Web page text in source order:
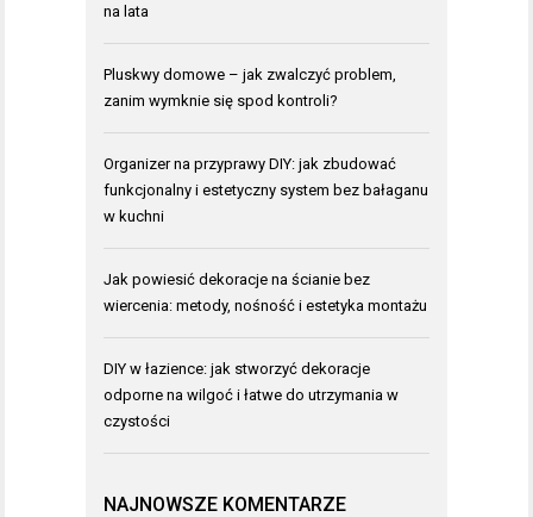
na lata
Pluskwy domowe – jak zwalczyć problem,
zanim wymknie się spod kontroli?
Organizer na przyprawy DIY: jak zbudować
funkcjonalny i estetyczny system bez bałaganu
w kuchni
Jak powiesić dekoracje na ścianie bez
wiercenia: metody, nośność i estetyka montażu
DIY w łazience: jak stworzyć dekoracje
odporne na wilgoć i łatwe do utrzymania w
czystości
NAJNOWSZE KOMENTARZE